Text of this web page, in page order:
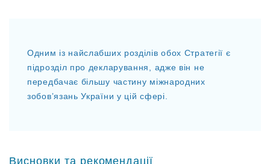
Одним із найслабших розділів обох Стратегії є
підрозділ про декларування, адже він не
передбачає більшу частину міжнародних
зобовʼязань України у цій сфері.
Висновки та рекомендації